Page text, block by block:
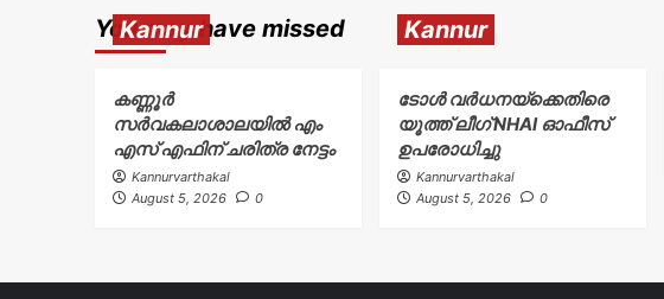
You may have missed
Kannur
കണ്ണൂർ
സർവകലാശാലയിൽ എം
എസ് എഫിന് ചരിത്ര നേട്ടം
Kannurvarthakal
August 5, 2026
0
Kannur
ടോള്‍ വര്‍ധനയ്ക്കെതിരെ
യൂത്ത് ലീഗ് NHAI ഓഫീസ്
ഉപരോധിച്ചു
Kannurvarthakal
August 5, 2026
0